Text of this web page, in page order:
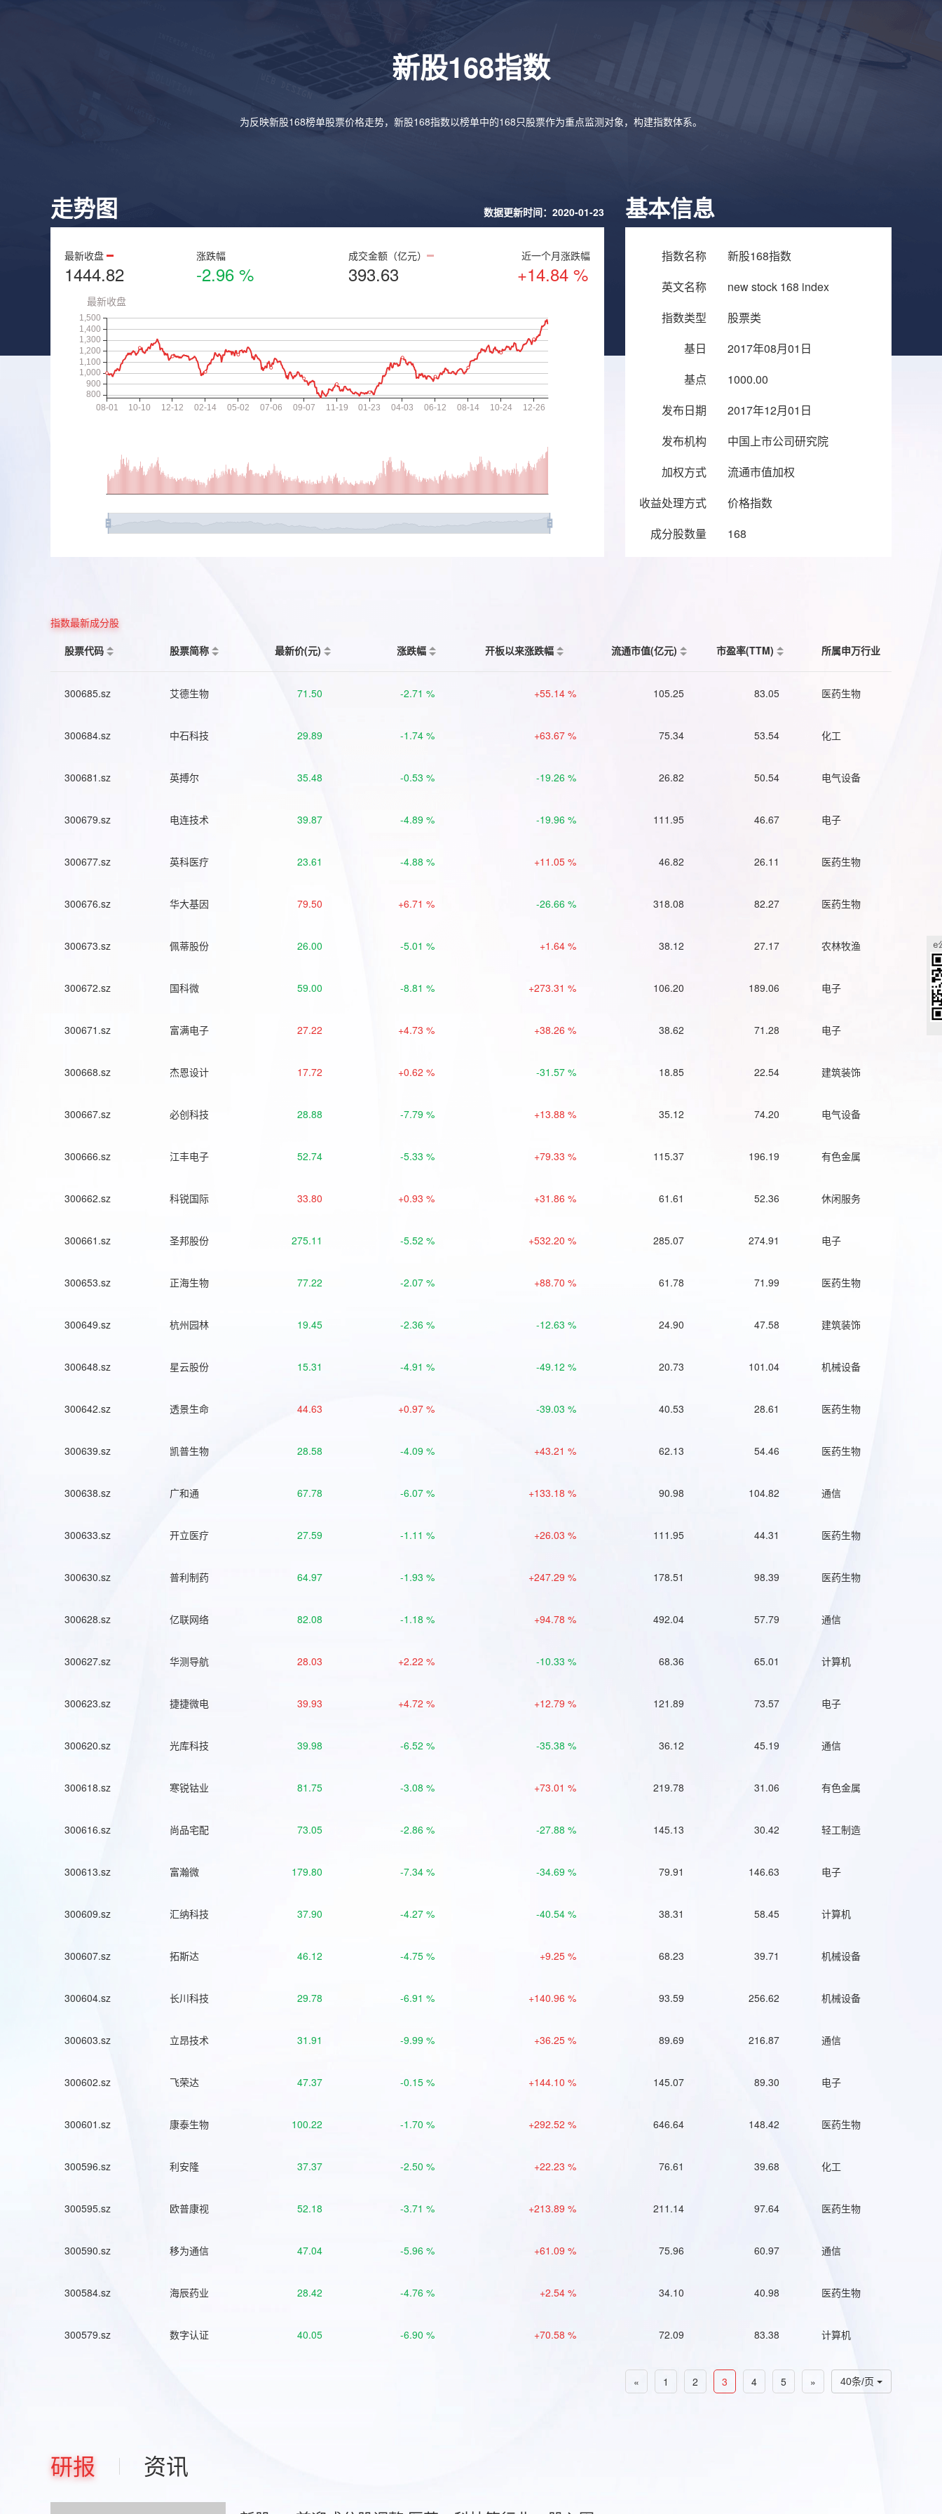
新股168指数
为反映新股168榜单股票价格走势，新股168指数以榜单中的168只股票作为重点监测对象，构建指数体系。
走势图 数据更新时间：2020-01-23
最新收盘
1444.82
涨跌幅
-2.96 %
成交金额（亿元）
393.63
近一个月涨跌幅
+14.84 %
基本信息
指数名称
新股168指数
英文名称
new stock 168 index
指数类型
股票类
基日
2017年08月01日
基点
1000.00
发布日期
2017年12月01日
发布机构
中国上市公司研究院
加权方式
流通市值加权
收益处理方式
价格指数
成分股数量
168
指数最新成分股
股票代码
股票简称 最新价(元) 涨跌幅 开板以来涨跌幅 流通市值(亿元) 市盈率(TTM) 所属申万行业
300685.sz 艾德生物 71.50 -2.71 % +55.14 % 105.25 83.05 医药生物
300684.sz 中石科技 29.89 -1.74 % +63.67 % 75.34 53.54 化工
300681.sz 英搏尔 35.48 -0.53 % -19.26 % 26.82 50.54 电气设备
300679.sz 电连技术 39.87 -4.89 % -19.96 % 111.95 46.67 电子
300677.sz 英科医疗 23.61 -4.88 % +11.05 % 46.82 26.11 医药生物
300676.sz 华大基因 79.50 +6.71 % -26.66 % 318.08 82.27 医药生物
300673.sz 佩蒂股份 26.00 -5.01 % +1.64 % 38.12 27.17 农林牧渔
300672.sz 国科微 59.00 -8.81 % +273.31 % 106.20 189.06 电子
300671.sz 富满电子 27.22 +4.73 % +38.26 % 38.62 71.28 电子
300668.sz 杰恩设计 17.72 +0.62 % -31.57 % 18.85 22.54 建筑装饰
300667.sz 必创科技 28.88 -7.79 % +13.88 % 35.12 74.20 电气设备
300666.sz 江丰电子 52.74 -5.33 % +79.33 % 115.37 196.19 有色金属
300662.sz 科锐国际 33.80 +0.93 % +31.86 % 61.61 52.36 休闲服务
300661.sz 圣邦股份 275.11 -5.52 % +532.20 % 285.07 274.91 电子
300653.sz 正海生物 77.22 -2.07 % +88.70 % 61.78 71.99 医药生物
300649.sz 杭州园林 19.45 -2.36 % -12.63 % 24.90 47.58 建筑装饰
300648.sz 星云股份 15.31 -4.91 % -49.12 % 20.73 101.04 机械设备
300642.sz 透景生命 44.63 +0.97 % -39.03 % 40.53 28.61 医药生物
300639.sz 凯普生物 28.58 -4.09 % +43.21 % 62.13 54.46 医药生物
300638.sz 广和通 67.78 -6.07 % +133.18 % 90.98 104.82 通信
300633.sz 开立医疗 27.59 -1.11 % +26.03 % 111.95 44.31 医药生物
300630.sz 普利制药 64.97 -1.93 % +247.29 % 178.51 98.39 医药生物
300628.sz 亿联网络 82.08 -1.18 % +94.78 % 492.04 57.79 通信
300627.sz 华测导航 28.03 +2.22 % -10.33 % 68.36 65.01 计算机
300623.sz 捷捷微电 39.93 +4.72 % +12.79 % 121.89 73.57 电子
300620.sz 光库科技 39.98 -6.52 % -35.38 % 36.12 45.19 通信
300618.sz 寒锐钴业 81.75 -3.08 % +73.01 % 219.78 31.06 有色金属
300616.sz 尚品宅配 73.05 -2.86 % -27.88 % 145.13 30.42 轻工制造
300613.sz 富瀚微 179.80 -7.34 % -34.69 % 79.91 146.63 电子
300609.sz 汇纳科技 37.90 -4.27 % -40.54 % 38.31 58.45 计算机
300607.sz 拓斯达 46.12 -4.75 % +9.25 % 68.23 39.71 机械设备
300604.sz 长川科技 29.78 -6.91 % +140.96 % 93.59 256.62 机械设备
300603.sz 立昂技术 31.91 -9.99 % +36.25 % 89.69 216.87 通信
300602.sz 飞荣达 47.37 -0.15 % +144.10 % 145.07 89.30 电子
300601.sz 康泰生物 100.22 -1.70 % +292.52 % 646.64 148.42 医药生物
300596.sz 利安隆 37.37 -2.50 % +22.23 % 76.61 39.68 化工
300595.sz 欧普康视 52.18 -3.71 % +213.89 % 211.14 97.64 医药生物
300590.sz 移为通信 47.04 -5.96 % +61.09 % 75.96 60.97 通信
300584.sz 海辰药业 28.42 -4.76 % +2.54 % 34.10 40.98 医药生物
300579.sz 数字认证 40.05 -6.90 % +70.58 % 72.09 83.38 计算机
40条/页
« 1 2 3 4 5 »
研报 资讯